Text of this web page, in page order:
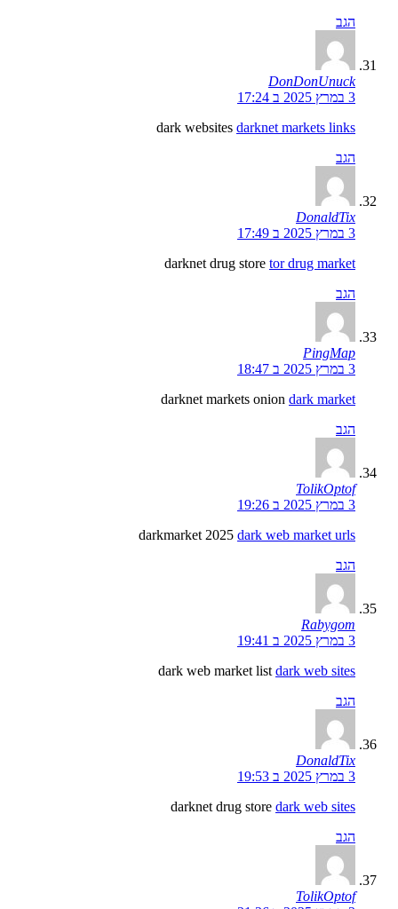
הגב
DonDonUnuck
3 במרץ 2025 ב 17:24
dark websites darknet markets links
הגב
DonaldTix
3 במרץ 2025 ב 17:49
darknet drug store tor drug market
הגב
PingMap
3 במרץ 2025 ב 18:47
darknet markets onion dark market
הגב
TolikOptof
3 במרץ 2025 ב 19:26
darkmarket 2025 dark web market urls
הגב
Rabygom
3 במרץ 2025 ב 19:41
dark web market list dark web sites
הגב
DonaldTix
3 במרץ 2025 ב 19:53
darknet drug store dark web sites
הגב
TolikOptof